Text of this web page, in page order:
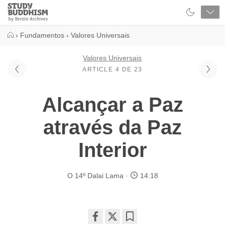
Close
Study
Buddhism
› Fundamentos › Valores Universais
Valores Universais
ARTICLE 4 DE 23
Alcançar a Paz
através da Paz
Interior
O 14º Dalai Lama 14:18